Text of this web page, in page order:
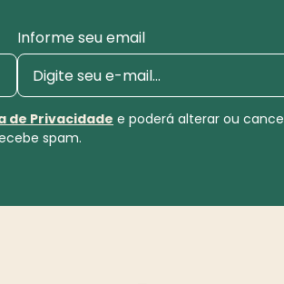
Informe seu email
de Privacidade e poderá alterar ou
spam.